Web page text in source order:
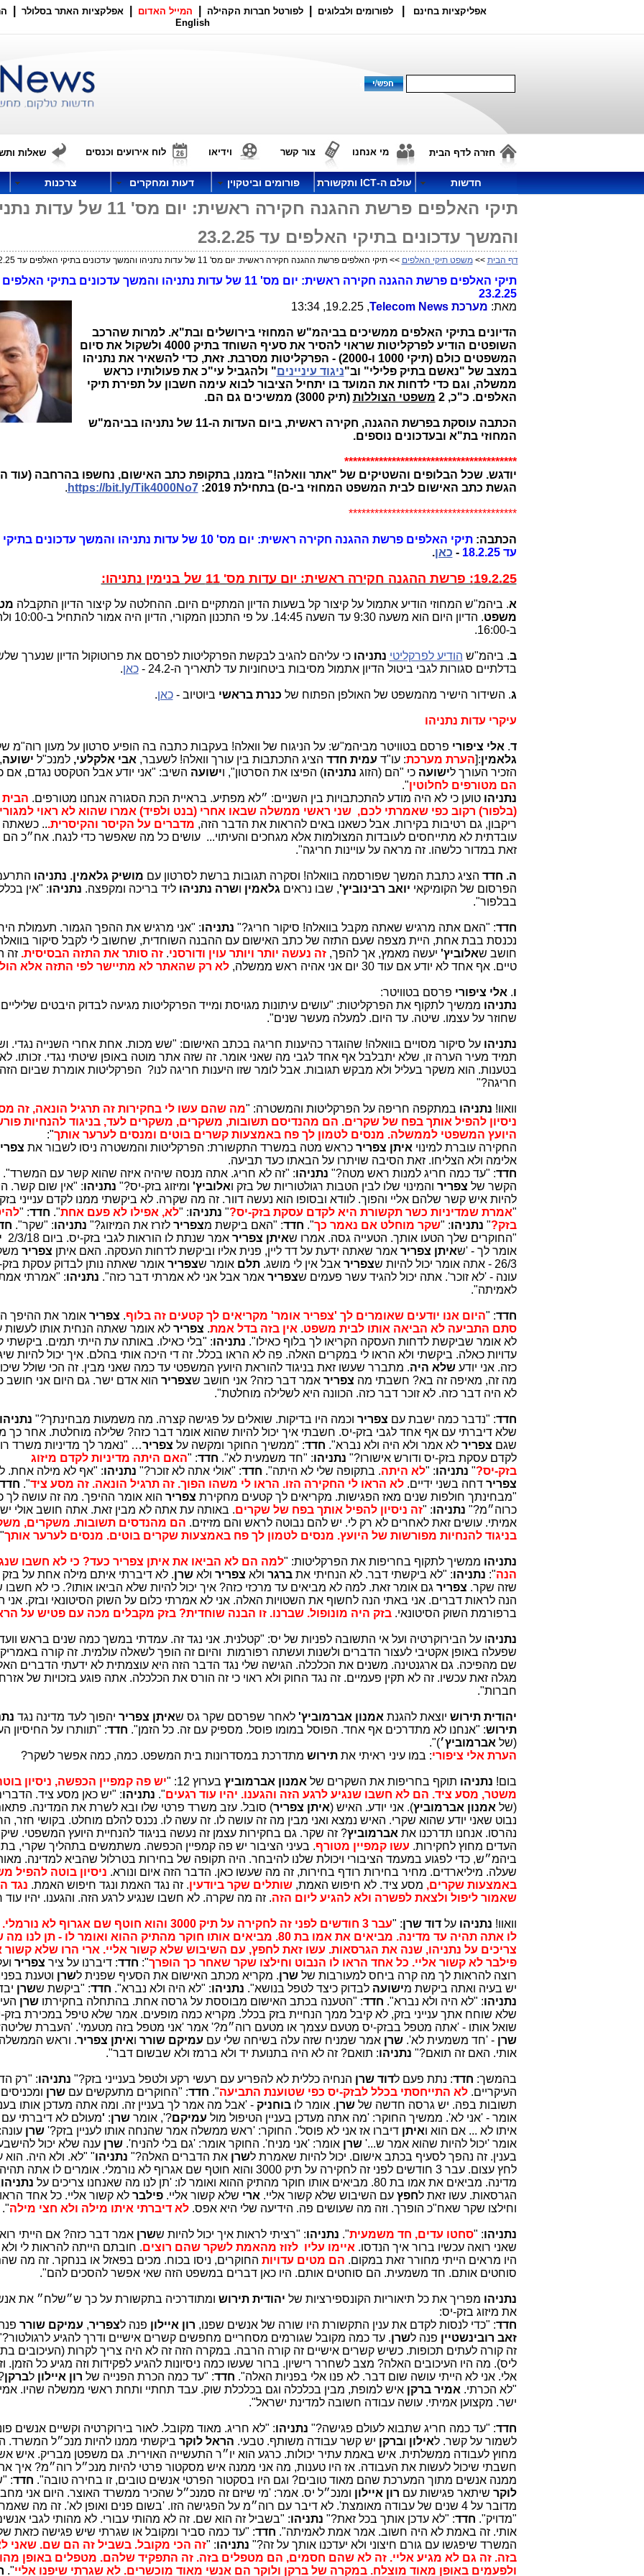
אפליקציות בחינם לפורומים ולבלוגים לפורטל חברות הקהילה המייל האדום אפלקציות האתר בסלולר
English
חזרה לדף הבית מי אנחנו צור קשר וידיאו לוח אירועים וכנסים שאלות
חדשות עולם ה-ICT ותקשורת פורומים וביטקוין דעות ומחקרים צרכנות
תיקי האלפים פרשת ההגנה חקירה ראשית: יום מס' 11 של
והמשך עדכונים בתיקי האלפים עד 23.2.25
דף הבית >>משפט תיקי האלפים >> תיקי האלפים פרשת ההגנה חקירה ראשית: יום מס' 11 של עדות נתניהו והמשך עדכונים בתיקי האלפים עד 23.2.25
תיקי האלפים פרשת ההגנה חקירה ראשית: יום מס' 11 של עדות נתניהו והמשך עדכונים בתיקי
23.2.25
מאת: מערכת Telecom News
, 19.2.25, 13:34
הדיונים בתיקי האלפים ממשיכים בביהמ"ש המחוזי בירושלים ובת"א. למרות שהרכב
השופטים הודיע לפרקליטות שראוי להסיר את סעיף השוחד בתיק 4000 ולשקול את סיום
המשפטים כולם (תיקי 1000 ו-2000) - הפרקליטות מסרבת. זאת, כדי להשאיר את נתניהו
במצב של "נאשם בתיק פלילי" וב"ניגוד עיניינים" ולהגביל עי"כ את פעולותיו כראש
ממשלה, וגם כדי לדחות את המועד בו יתחיל הציבור לבוא עימה חשבון על תפירת תיקי
האלפים. כ"כ, 2
משפטי הצוללות (תיק 3000) ממשיכים גם הם.
הכתבה עוסקת בפרשת ההגנה, חקירה ראשית, ביום העדות ה-11 של נתניהו בביהמ"ש
המחוזי בת"א ובעדכונים נוספים.
****************************************
יודגש. שכל הבלופים והשטיקים של "אתר וואלה!" בזמנו, בתקופת כתב האישום, נחשפו בהרחבה (עוד
הגשת כתב האישום לבית המשפט המחוזי בי-ם) בתחילת 2019:
https://bit.ly/Tik4000No7
.
***************************************
הכתבה:
תיקי האלפים פרשת ההגנה חקירה ראשית: יום מס' 10 של עדות נתניהו והמשך
עד 18.2.25
- כאן.
19.2.25: פרשת ההגנה חקירה ראשית: יום עדות מס' 11 של בנימין נתניהו:
א. ביהמ"ש המחוזי הודיע אתמול על קיצור קל בשעות הדיון המתקיים היום. ההחלטה על קיצור הדיון התקבלה
משפט
. הדיון היום הוא
ב-16:00.
ב. ביהמ"ש הודיע לפרקליטי נתניהוכי עליהם להגיב לבקשת הפרקליטות לפרסם את פרוטוקול הדיון שנערך
בדלתיים סגורות לגבי ביטול הדיון אתמול מסיבות ביטחוניות עד לתאריך ה-24.2 -
כאן.
ג. השידור הישיר מהמשפט של האולפן הפתוח של כנרת בראשי ביוטיוב -כאן.
עיקרי עדות נתניהו
ד. אלי ציפורי פרסם בטוויטר מביהמ"ש: על הניגוח של וואלה! בעקבות כתבה בה הופיע סרטון על מעון רוה"מ
גלאמין:[הערת מערכת: עו"ד עמית חדד הציג התכתבות בין עורך וואלה! לשעבר, אבי אלקלעי, למנכ"ל ישועה
הזכיר העורך לישועה כי "הם (הזוג נתניהו) הפיצו את הסרטון", וישועה השיב: "אני יודע אבל הטקסט נגדם, אם
הם מטורפים לחלוטין".
נתניהוטוען כי לא היה מודע להתכתבויות בין השניים: ״לא מפתיע. בראיית הכת הסגורה אנחנו מטורפים. הבית
(בלפור) רקוב כפי שאמרתי לכם, שני ראשי ממשלה שבאו אחרי (בנט ולפיד) אמרו שהוא לא ראוי
ריקבון, גם רטיבות בקירות. אבל כשאנו באים להראות את הדבר הזה, מדברים על הקיסר והקיסרית... כשאתה
עובדתית לא מתייחסים לעובדות המצולמות אלא מגחכים והעיתוי... עושים כל מה שאפשר כדי לנגח. אח״כ הם
זאת במדור כלשהו. זה מראה על עויינות חריגה".
ה. חדד הציג כתבת המשך שפורסמה בוואלה! וסקרה תגובות ברשת לסרטון עם מושיק גלאמין. נתניהו
הפרסום של הקומיקאי יואב רבינוביץ', שבו נראים גלאמין ושרה נתניהוליד בריכה ומקפצה. נתניהו: "אין
בבלפור".
חדד: "האם אתה מרגיש שאתה מקבל בוואלה! סיקור חריג?" נתניהו: "אני מרגיש את ההפך הגמור. תעמולת
נכנסת בבת אחת, היית מצפה שעם התזה של כתב האישום עם ההבנה השוחדית, שחשוב לי לקבל סיקור
חושב שאלוביץ' יעשה מאמץ, אך להפך,זה נעשה יותר ויותר עוין ודורסני.זה סותר את התזה הבסיסית. זה
טיים. אף אחד לא יודע אם עוד 30 יום אני אהיה ראש ממשלה,
לא רק שהאתר לא מתיישר לפי התזה אלא
ו. אלי ציפורי פרסם בטוויטר:
נתניהו ממשיך לתקוף את הפרקליטות: "עושים עיתונות מגויסת ומייד הפרקליטות מגיעה לבדוק היבטים
שחוזר על עצמו. שיטה. עד היום. למעלה מעשר שנים".
נתניהו על סיקור מסויים בוואלה! שהוגדר כהיענות חריגה בכתב האישום: "שש מכות. אחת אחרי השנייה נגדי.
תמיד מעיר הערה זו, שלא יתבלבל אף אחד לגבי מה שאני אומר. זה שזה אתר מוטה באופן שיטתי נגדי. זכותו.
בטענות. הוא משקר בעליל ולא מבקש תגובות. אבל לומר שזו היענות חריגה לנו? הפרקליטות אומרת שביום הזה
חריגה?"
וואוו! נתניהו במתקפה חריפה על הפרקליטות והמשטרה: "מה שהם עשו לי בחקירות זה תרגיל הונאה, זה
ניסיון להפיל אותך בפח של שקרים. הם מהנדיסם תשובות, משקרים, משקרים לעד, בניגוד להנחיות
היועץ המשפטי לממשלה. מנסים לטמון לך פח באמצעות קשרים בוטים ומנסים לערער אותך":
החקירה עוברת למינוי איתן צפריר כראש מטה במשרד התקשורת: הפרקליטות והמשטרה ניסו לשבור את
אלימה ולא הצליחו. זאת הסיבה שויתרו על הבאתו כעד תביעה.
חדד: "עד כמה חריג למנות ראש מטה?" נתניהו: "זה לא חריג. אתה מנסה שיהיה איזה שהוא קשר עם המשרד".
הקשר של צפריר והמינוי שלו לבין הטבות רגולטוריות של בזק ואלוביץ' ומיזוג בזק-יס?" נתניהו: "אין שום קשר.
להיות איש קשר שלהם אליי והפוך. לוודא ובסופו הוא נעשה דוור. זה מה שקרה. לא ביקשתי ממנו לקדם ענייני
"אמרת שמדיניות כשר תקשורת היא לקדם עסקת בזק-יס?" נתניהו: "לא, אפילו לא פעם אחת". חדד: "
בזק?" נתניהו: "שקר מוחלט אם נאמר כך". חדד: "האם ביקשת מצפרירלזרז את המיזוג?" נתניהו: "שקר".
"החוקרים שלך הטעו אותך. הטעייה גסה. אמרו שאיתן צפריר אמר שנתת לו הוראות לגבי בזק-יס. ביום 2/3/18
אומר לך - 'שאיתן צפריראמר שאתה ידעת על דד ליין, פנית אליו וביקשת לדחות העסקה. האם איתן צפריר
26/3 - אתה אומר יכול להיות ש
צפריר אבל אין לי מושג.תלםאומר שצפריר אומר שאתה נותן לבדוק עסקת
עונה - 'לא זוכר'. אתה יכול להגיד עשר פעמים שצפריר אמר אבל אני לא אמרתי דבר כזה". נתניהו: "אמרתי
לאמיתה".
חדד: "היום אנו יודעים שאומרים לך 'צפריר אומר' מקריאים לך קטעים זה בלוף. צפריראומר את ההיפך
סתם התביעה לא הביאה אותו לבית משפט. אין בזה בדל אמת. צפרירלא אומר שאתה הנחית אותו לעשות
לא אומר שביקשת לדחות העסקה הקריאו לך בלוף כאילו". נתניהו: "בלי כאילו. באותה עת הייתי תמים. ביקשתי
עדויות כאלה. ביקשתי ולא הראו לי במקרים האלה. פה לא הראו בכלל. זה די היכה אותי בהלם. איך יכול להיות
כזה. אני יודעשלא היה. מתברר שעשו זאת בניגוד להוראת היועץ המשפטי עד כמה שאני מבין. זה הכי שולל
מה זה, מאיפה זה בא? חשבתי מה צפריר אמר דבר כזה? אני חושב שצפריר הוא אדם ישר. גם היום אני חושב
לא היה דבר כזה. לא זוכר דבר כזה. הכוונה היא לשלילה מוחלטת".
חדד: "נדבר כמה ישבת עם צפריר וכמה היו בדיקות. שואלים על פגישה קצרה. מה משמעות מבחינתך?" נתניהו
שלא דיברתי עם אף אחד לגבי בזק-יס. חשבתי איך יכול להיות שהוא אומר דבר כזה? שלילה מוחלטת. אחר כך
שגם צפרירלא אמר ולא היה ולא נברא". חדד: "ממשיך החוקר ומקשה על צפריר… "נאמר לך מדיניות משרד
לקדם עסקת בזק-יס ודורש אישורו?" נתניהו: "חד משמעית לא". חדד: "האם היתה מדיניות לקדם מיזוג
בזק-יס?" נתניהו: "לא היתה. בתקופה שלי לא היתה". חדד: "אולי אתה לא זוכר?" נתניהו: "אף לא מילה אחת.
צפרירדחה בשני ידיים. לא הראו לי החקירה הזו. הראו לי משהו הפוך. זה תרגיל הונאה. זה מסע ציד". חדד
"מבחינתך חולפות שנים מאז הפגישות. מקריאים לך קטעים מחקירת צפריר הוא אומר ההיפך. מה זה עושה לך
כרוה״מ?" נתניהו: "זה ניסיון להפיל אותך בפח של שקרים. באותה עת אתה לא מבין זאת. אתה חושב אולי
אמיתי. עושים זאת לאחרים לא רק לי. יש להם נבוטה לראש והם מזיזים. הם מהנדסים תשובות. משקרים,
בניגוד להנחיות מפורשות של היועץ. מנסים לטמון לך פח באמצעות שקרים בוטים. מנסים לערער אותך
נתניהו ממשיך לתקוף בחריפות את הפרקליטות: "למה הם לא הביאו את איתן צפריר כעד? כי לא חשבו
הנה": נתניהו: "לא ביקשתי דבר. לא הנחיתי אתברגר ולא צפריר ולאשרן. לא דיברתי איתם מילה אחת על בזק
שזה שקר. צפריר גם אומר זאת. למה לא מביאים עד מרכזי כזה? איך יכול להיות שלא הביאו אותו?. כי לא חשבו
הנה לראות דברים. אני באתי הנה לחשוף את השטויות האלה. אני לא אמרתי כלום על השוק הסיטונאי ובזק. אני
ברפורמת השוק הסיטונאי.בזק היה מונופול. שברנו. זו הבנה שוחדית? בזק מקבלים מכה עם פטיש על
נתניהו על הבירוקרטיה ועל אי התשובה לפניות של יס: "קטלנית. אני נגד זה. עמדתי במשך כמה שנים בראש
שפעלה באופן אקטיבי לעצור הדברים ולשנות ועשתה רפורמות והיום זה הופך לשאלה עולמית. זה קורה
שם מהפיכה. גם ארגנטינה. משנים את הכלכלה. הגישה שלי נגד הדבר הזה היא עוצמתית לא ידעתי הדברים
מגלה זאת עכשיו. זה לא תקין פעמיים. זה נגד החוק ולא ראוי כי זה הורס את הכלכלה. אתה פוגע בזכויות של
חברות".
יהודית תירוש יוצאת להגנת אמנון אברמוביץ' לאחר שפרסם שקר גס שאיתן צפריר יהפוך לעד מדינה נגד
תירוש: "אנחנו לא מתדרכים אף אחד. הפוסל במומו פוסל. מספיק עם זה. כל הזמן". חדד: "תוותרו על החיסיון
(של אברמוביץ׳)".
הערת אלי ציפורי: במו עיני ראיתי אתתירוש מתדרכת במסדרונות בית המשפט. כמה, כמה אפשר לשקר?
בום! נתניהו תוקף בחריפות את השקרים של אמנון אברמוביץ בערוץ 12: "
יש פה קמפיין הכפשה, ניסיון
משטר, מסע ציד. הם לא חשבו שנגיע לרגע הזה והגענו. יהיו עוד רגעים". נתניהו: "יש כאן מסע ציד.
(של אמנון אברמוביץ). אני יודע. האיש (איתן צפריר) סובל. עזב משרד פרטי שלו ובא לשרת את המדינה.
נבוט שאני יודע שהוא שקרי. האיש נמצא ואני מבין מה זה עושה לו. זה עשה לו. נכנס להלם מוחלט. בקושי חזר,
נהרסו. אנחנו תדרכנו את אברמוביץ? זה שקר. גם בחקירות עצמן זה נעשה בניגוד להנחיית היועץ המשפטי.
העדים מחוץ לחקירות. עשו קמפיין מטורף. בעיני הציבור יש פה קמפיין הכפשה. משתמשים בתהליך שקרי,
ביהמ״ש, כדי לפגוע במעמד הציבורי ויכולת שלנו להיבחר. היה תקופה של בחירות בטרלול שהביא למדינה. מאות
שעלה. מיליארדים. מחיר בחירות רודף בחירות, זה מה שעשו כאן. הדבר הזה איום ונורא. ניסיון בוטה להפיל
באמצעות שקרים, מסע ציד. לא חיפוש האמת,שותלים שקר ביודעין. זה נגד האמת ונגד חיפוש האמת. נגד
שאמור ליפול ולצאת לפשרה ולא להגיע ליום הזה. זה מה שקרה. לא חשבו שנגיע לרגע הזה. והגענו. יהיו עוד
וואוו! נתניהועלדוד שרן: "
עבר 3 חודשים לפני זה לחקירה על תיק 3000 והוא חוטף שם אגרוף
לו אתה תהיה עד מדינה. מביאים את אמו בת 80. מביאים אותו חוקר מהתיק ההוא ואומר לו - תן
צריכים על נתניהו, שנה את הגרסאות. עשו זאת לחפץ, עם השיבוש שלא קשור אליי. ארי הרו שלא קשור
פילבר לא קשור אליי. כל אחד הראו לו הנבוט וחילצו שקר שאחר כך הופרך": חדד: דיברנו על ציר צפריר
רוצה להראות לך מה קרה ביחס למעורבות שלשרן. מקריא מכתב האישום את הסעיף שפנית לשרן וטענת
יש בעיה ואתה ביקשת מישועהלבדוק כיצד לטפל בנושא". נתניהו: "לא היה ולא נברא". חדד: "ביקשת ששרן
נתניהו: "לא היה ולא נברא". חדד: "הטענה בכתב האישום מבוססת על גרסה אחת. בהתחלה בחקירתושרן
שלא שוחח אתך ענייני בזק, לא קיבל ממך הנחיית בזק בכלל. מקריא כמה מופעים. אמר שלא טיפל במכירת
שואל אותו - 'אתה מטפל בבזק-יס מטעם עצמך או מטעם רוה״מ?' אמר 'אני מטפל בזה מטעמי'. 'העברת
שרן- 'חד משמעית לא'.שרןאמר שמניח שזה עלה בשיחה שלי עם עמיקם שורר ואיתן צפריר. וראש
אותי. האם זה תואם?" נתניהו: תואם? זה לא היה בתנועת יד ולא ברמז ולא שבשום דבר".
בהמשך: חדד: נתת פעם לדוד שרן הנחיה כללית לא להפריע עם רעשי רקע ולטפל בענייני בזק?" נתניהו: "רק
העיקריים.לא התייחסתי בכלל לבזק-יס כפי שטוענת התביעה". חדד: "החוקרים מתעקשים עםשרן ומכניסים
תשובות בפה. יש גרסה חדשה שלשרן. אומר לובוחניק - 'אבל מה אמר לך בעניין זה. ומה אתה מעדכן אותו
אומר - 'אני לא'. ממשיך החוקר: 'מה אתה מעדכן בעניין הטיפול מול עמיקם?', אומרשרן:
'מעולם לא דיברתי עם
איתו לא ... אם הוא ואיתן דיברו אז אני לא פוסל'. החוקר: 'ראש ממשלה אמר שהנחה אותו לעניין בזק?'שרן
אומר 'יכול להיות שהוא אמר ש...'שרןאומר: 'אני מניח'. החוקר אומר: 'גם בלי להניח'.שרןענה שלא יכול
בענין. זה נהפך לסעיף בכתב אישום. יכול להיות שאמרת לשרן את הדברים האלה?" נתניהו" "לא. ולא היה. הוא
לחץ עצום. עבר 3 חודשים לפני זה לחקירה על תיק 3000 והוא חוטף שם אגרוף לא נורמלי. אומרים לו אתה
מדינה. מביאים את אמו בת 80. מביאים אותו חוקר מהתיק ההוא ואומר לו: 'תן לנו מה שאנחנו צריכים על
נתניהו
הגרסאות. עשו זאת לחפץ עם השיבוש שלא קשור אליי. ארי שלא קשור אליי.פילברלא קשור אליי. כל אחד
וחילצו שקר שאח"כ הופרך. וזה מה שעושים פה. הידיעה שלי היא אפס.לא דיברתי איתו מילה ולא חצי מילה".
נתניהו: "סחטו עדים, חד משמעית". נתניהו: "רציתי לראות איך יכול להיות ששרןאמר דבר כזה? אם הייתי
שאני רואה עכשיו ברור איך הנדסו. איימו עליו לזוז מהאמת לשקר שהם רוצים. חובתם הייתה להראות לי
היו מראים הייתי מחורר זאת במקום. הם מטים עדויות החוקרים, ניסו בכוח. מכים בפאזל או בנחקר. זה מה
סוחטים אותם. חד משמעית. הם סוחטים אותם. היו כאן דברים במשפט הזה שאי אפשר להסכים להם".
נתניהו מפריך את כל תיאוריות הקונספירציות של יהודית תירוש ומתודרכיה בתקשורת על כך ש״שלח״ את
את מיזוג בזק-יס:
חדד: "כדי לנסות לקדם את ענין התקשורת היו שורה של אנשים שפנו, רון איילון פנה לצפריר, עמיקם שורר
זאב רובינשטיין פנה לשרן. עד כמה מקובל שגורמים מסחריים מחפשים קשרים אישיים ודרך להגיע
זה קורה לעתים תכופות. כשיש קשרים אישיים זה קורה הרבה. במקרה הזה זה לא היה צריך לקרות (העיכובים
ליס). מה היו העיכובים האלה? מצב לשחרר רישיון. ברור שעשו כמה ניסיונות להגיע לפקידות וזה מגיע כל הזמן.
אלי. אני לא הייתי עושה שום דבר. לא פנו אלי בפניות האלה". חדד: "עד כמה הכרת הפנייה של רון איילון לברקן
"לא הכרתי. אמיר ברקן איש למופת, מבין בכלכלה וגם בכלכלת שוק. עבד תחתיי ותחת ראשי ממשלה שהיו.
ישר. מקצוען אמיתי. עושה עבודה חשובה למדינת ישראל".
חדד: "עד כמה חריג שתבוא לעולם פגישה?" נתניהו: "לא חריג. מאוד מקובל. לאור בירוקרטיה וקשיים אנשים
לשמור על קשר. לאילון וברקן יש קשר עבודה משותף. טבעי. הראל לוקר ביקשתי ממנו להיות מנכ״ל המשרד.
מחוץ לעבודה ממשלתית. איש באמת עתיר יכולות. כרגע הוא יו״ר התעשייה האוירית. גם משפטן מבריק. איש
חשבתי שיכול לעשות את העבודה. אז היו טענות, מה אני ממנה איש מסקטור פרטי להיות מנכ״ל רוה״מ? איך
ממנה אנשים מתוך המערכת שהם מאוד טובים? וגם היו בסקטור הפרטי אנשים טובים, זו בחירה טובה". חדד:
לוקר שיתאר פגישות עם רון איילון ומנכ״ל יס. אמר: 'מי שיזם זה סמנכ״ל שהכיר ממשרד האוצר. היום אני
מדובר על 4 שנים של עבודה מאומצת'. לא דיבר עם רוה״מ על הפגישה הזו. 'בשום פנים ואופן לא'. זה מה שאמר".
"מדויק". חדד: "לא עדכן אותך בכל זאת?" נתניהו: "בשביל זה הוא שם. זה לא מהותי עבורי. לא מהותי לגבי
אותי. זה באמת לא היה חשוב. אמר אמת לאמיתה". חדד: "עד כמה סביר ומקובל או שגרתי שיש פגישה כזאת
המשרד שיפגשו עם גורם חיצוני ולא יעדכנו אותך על זה?" נתניהו: "זה הכי מקובל. בשביל זה הם שם. שאני
בזה. זה גם לא מגיע אליי. זה לא שהם חסמים, הם מטפלים בזה. זה התפקיד שלהם. מטפלים באופן
ולפעמים באופן מאוד מוצלח. במקרה של ברקן ולוקר הם אנשי מאוד מוכשרים. לא שגרתי שיפנו אליי".